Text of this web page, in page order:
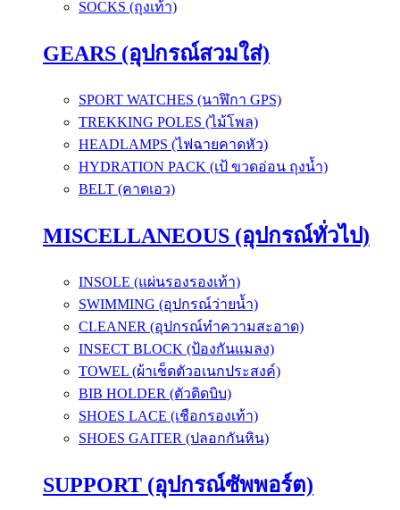
SOCKS (ถุงเท้า)
GEARS (อุปกรณ์สวมใส่)
SPORT WATCHES (นาฬิกา GPS)
TREKKING POLES (ไม้โพล)
HEADLAMPS (ไฟฉายคาดหัว)
HYDRATION PACK (เป้ ขวดอ่อน ถุงน้ำ)
BELT (คาดเอว)
MISCELLANEOUS (อุปกรณ์ทั่วไป)
INSOLE (แผ่นรองรองเท้า)
SWIMMING (อุปกรณ์ว่ายน้ำ)
CLEANER (อุปกรณ์ทำความสะอาด)
INSECT BLOCK (ป้องกันแมลง)
TOWEL (ผ้าเช็ดตัวอเนกประสงค์)
BIB HOLDER (ตัวติดบิบ)
SHOES LACE (เชือกรองเท้า)
SHOES GAITER (ปลอกกันหิน)
SUPPORT (อุปกรณ์ซัพพอร์ต)